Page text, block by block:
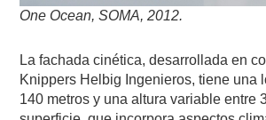
One Ocean, SOMA, 2012.
La fachada cinética, desarrollada en
Knippers Helbig Ingenieros, tiene una
140 metros y una altura variable entre